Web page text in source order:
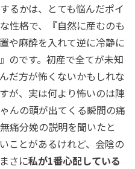
るかは、とても悩んだポイ
性格で、『自然に産むのも
や麻酔を入れて逆に冷静に
のです。初産で全てが未知
だ方が怖くないかもしれな
が、実は何より怖いのは陣
んの頭が出てくる瞬間の痛
痛分娩の説明を聞いたと
ことがあるけれど、会陰の
さに私が1番心配している